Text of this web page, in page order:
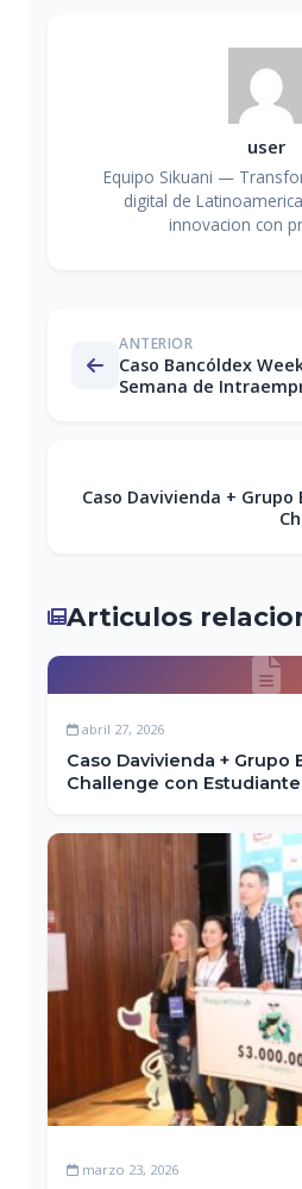
user
Equipo Sikuani —
digital de
innovacion con
ANTERIOR
Caso Bancóldex
Semana de
Caso Davivienda + Grupo
Articulos
abril 27, 2026
Caso Davivienda + Grupo
Challenge con
marzo 23, 2026